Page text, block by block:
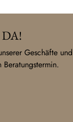
Geschäfte und